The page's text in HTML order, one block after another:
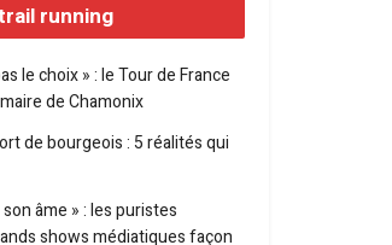
running
le choix » : le Tour de France
de Chamonix
de bourgeois : 5 réalités qui
âme » : les puristes
shows médiatiques façon